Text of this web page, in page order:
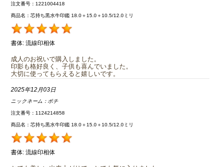
注文番号：1221004418
商品名：芯持ち黒水牛印鑑 18.0＋15.0＋10.5/12.0ミリ
書体: 流線印相体
成人のお祝いで購入しました。
印影も格好良く、子供も喜んでいました。
大切に使ってもらえると嬉しいです。
2025年12月03日
ニックネーム： ポチ
注文番号：1124214858
商品名：芯持ち黒水牛印鑑 18.0＋15.0＋10.5/12.0ミリ
書体: 流線印相体